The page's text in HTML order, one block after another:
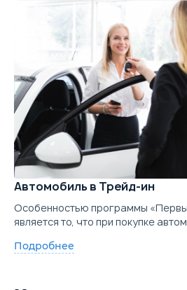
Автомобиль в Трейд-ин
Особенностью программы
является то, что при покупке
Подробнее